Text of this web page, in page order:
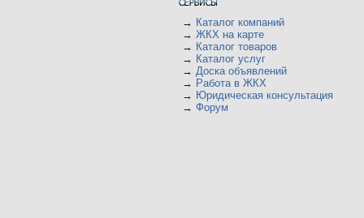
→ Каталог компаний
→ ЖКХ на карте
→ Каталог товаров
→ Каталог услуг
→ Доска объявлений
→ Работа в ЖКХ
→ Юридическая консультация
→ Форум